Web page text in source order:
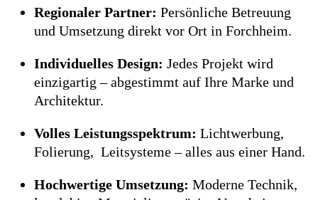
Regionaler Partner: Persönliche Betreuung
und Umsetzung direkt vor Ort in Forchheim.
Individuelles Design: Jedes Projekt wird
einzigartig – abgestimmt auf Ihre Marke und
Architektur.
Volles Leistungsspektrum: Lichtwerbung,
Folierung, Leitsysteme – alles aus einer Hand.
Hochwertige Umsetzung: Moderne Technik,